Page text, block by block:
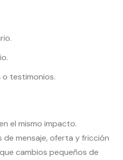
o testimonios.
el mismo impacto.
de mensaje, oferta y fricción
cambios pequeños de